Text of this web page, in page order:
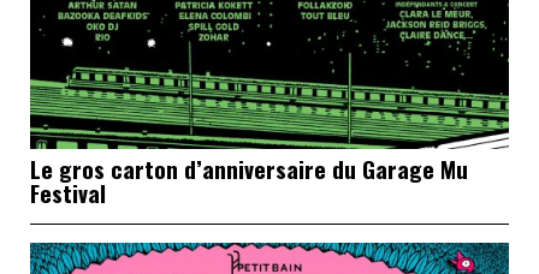
Le gros carton d’anniversaire du Garage Mu
Festival